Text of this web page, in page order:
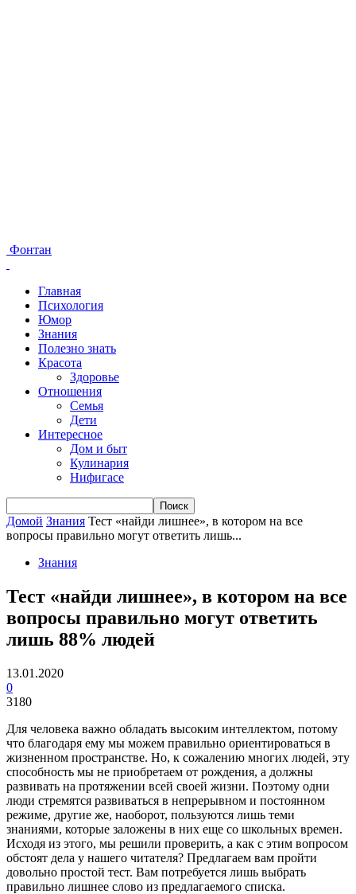
Фонтан
Главная
Психология
Юмор
Знания
Полезно знать
Красота
Здоровье
Отношения
Семья
Дети
Интересное
Дом и быт
Кулинария
Нифигасе
Домой Знания Тест «найди лишнее», в котором на все
вопросы правильно могут ответить лишь...
Знания
Тест «найди лишнее», в котором на все
вопросы правильно могут ответить
лишь 88% людей
13.01.2020
0
3180
Для человека важно обладать высоким интеллектом, потому
что благодаря ему мы можем правильно ориентироваться в
жизненном пространстве. Но, к сожалению многих людей, эту
способность мы не приобретаем от рождения, а должны
развивать на протяжении всей своей жизни. Поэтому одни
люди стремятся развиваться в непрерывном и постоянном
режиме, другие же, наоборот, пользуются лишь теми
знаниями, которые заложены в них еще со школьных времен.
Исходя из этого, мы решили проверить, а как с этим вопросом
обстоят дела у нашего читателя? Предлагаем вам пройти
довольно простой тест. Вам потребуется лишь выбрать
правильно лишнее слово из предлагаемого списка.